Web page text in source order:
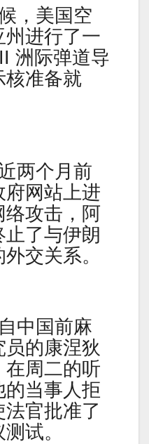
，美国空
州进行了一
洲际弹道导
核准备就
两个月前
府网站上进
络攻击，阿
了与伊朗
交关系。
中国前麻
的康涅狄
在周二的听
的当事人拒
官批准了
试。